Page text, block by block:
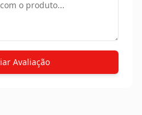
Avaliação